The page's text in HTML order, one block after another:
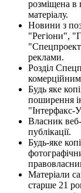
розміщена в
матеріалу.
Новини з
"Регіони",
реклами.
Розділ
Будь яке
поширення
"Інтерфакс-
Власник
публікації.
Будь-яке
Матеріали
старше 21